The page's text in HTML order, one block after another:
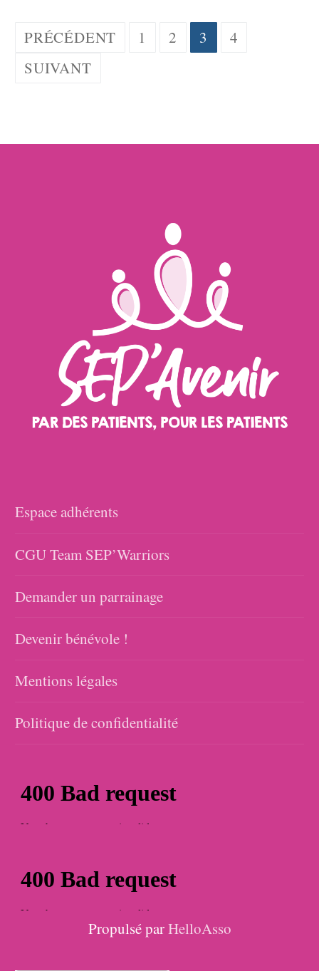
Pagination
des
PRÉCÉDENT 1 2 3
4
SUIVANT
Espace adhérents
CGU Team SEP’Warriors
Demander un parrainage
Devenir bénévole !
Mentions légales
Politique de confidentialité
Propulsé parHelloAsso